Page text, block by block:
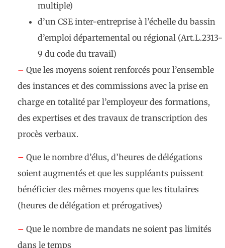
multiple)
d’un CSE inter-entreprise à l’échelle du bassin
d’emploi départemental ou régional (Art.L.2313-
9 du code du travail)
– Que les moyens soient renforcés pour l’ensemble
des instances et des commissions avec la prise en
charge en totalité par l’employeur des formations,
des expertises et des travaux de transcription des
procès verbaux.
– Que le nombre d’élus, d’heures de délégations
soient augmentés et que les suppléants puissent
bénéficier des mêmes moyens que les titulaires
(heures de délégation et prérogatives)
– Que le nombre de mandats ne soient pas limités
dans le temps